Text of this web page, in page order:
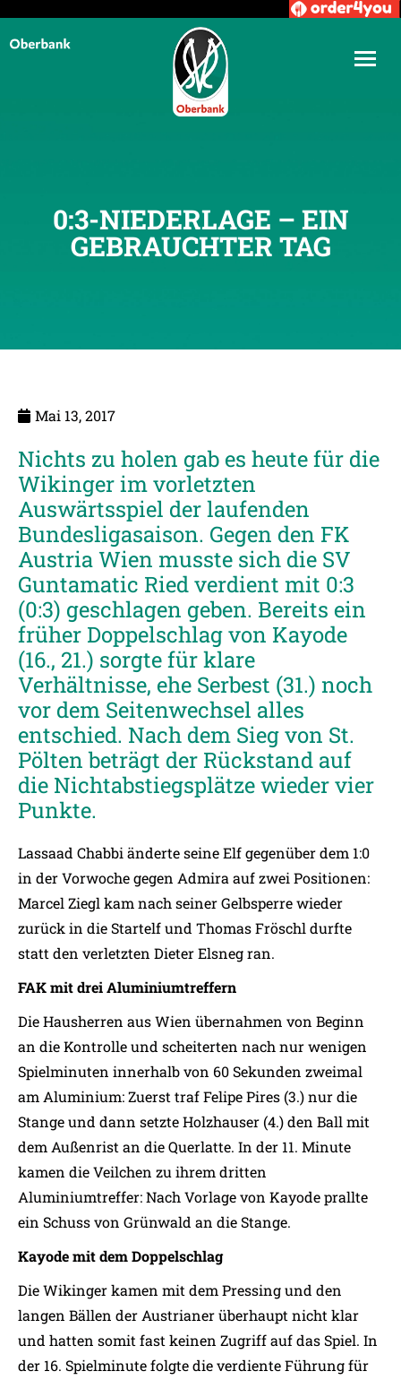
0:3-NIEDERLAGE – EIN
GEBRAUCHTER TAG
Mai 13, 2017
Nichts zu holen gab es heute für die
Wikinger im vorletzten
Auswärtsspiel der laufenden
Bundesligasaison. Gegen den FK
Austria Wien musste sich die SV
Guntamatic Ried verdient mit 0:3
(0:3) geschlagen geben. Bereits ein
früher Doppelschlag von Kayode
(16., 21.) sorgte für klare
Verhältnisse, ehe Serbest (31.) noch
vor dem Seitenwechsel alles
entschied. Nach dem Sieg von St.
Pölten beträgt der Rückstand auf
die Nichtabstiegsplätze wieder vier
Punkte.
Lassaad Chabbi änderte seine Elf gegenüber dem 1:0
in der Vorwoche gegen Admira auf zwei Positionen:
Marcel Ziegl kam nach seiner Gelbsperre wieder
zurück in die Startelf und Thomas Fröschl durfte
statt den verletzten Dieter Elsneg ran.
FAK mit drei Aluminiumtreffern
Die Hausherren aus Wien übernahmen von Beginn
an die Kontrolle und scheiterten nach nur wenigen
Spielminuten innerhalb von 60 Sekunden zweimal
am Aluminium: Zuerst traf Felipe Pires (3.) nur die
Stange und dann setzte Holzhauser (4.) den Ball mit
dem Außenrist an die Querlatte. In der 11. Minute
kamen die Veilchen zu ihrem dritten
Aluminiumtreffer: Nach Vorlage von Kayode prallte
ein Schuss von Grünwald an die Stange.
Kayode mit dem Doppelschlag
Die Wikinger kamen mit dem Pressing und den
langen Bällen der Austrianer überhaupt nicht klar
und hatten somit fast keinen Zugriff auf das Spiel. In
der 16. Spielminute folgte die verdiente Führung für